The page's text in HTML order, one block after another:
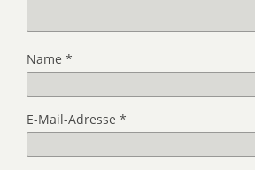
Name *
E-Mail-Adresse *